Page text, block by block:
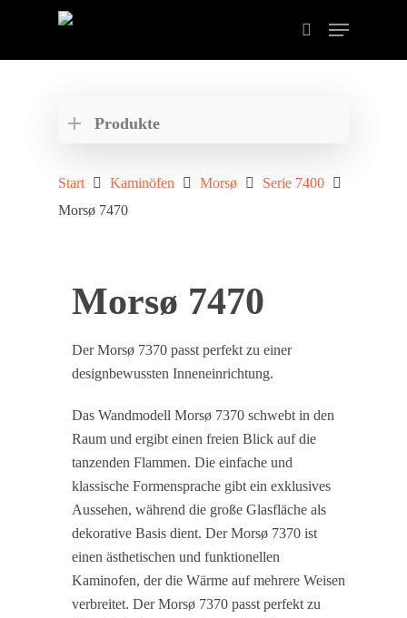
schließen der Suche.
Produkte
Start Kaminöfen Morsø
Serie 7400
Morsø 7470
Morsø 7470
Der Morsø 7370 passt perfekt zu einer
designbewussten Inneneinrichtung.
Das Wandmodell Morsø 7370 schwebt in den
Raum und ergibt einen freien Blick auf die
tanzenden Flammen. Die einfache und
klassische Formensprache gibt ein exklusives
Aussehen, während die große Glasfläche als
dekorative Basis dient. Der Morsø 7370 ist
einen ästhetischen und funktionellen
Kaminofen, der die Wärme auf mehrere Weisen
verbreitet. Der Morsø 7370 passt perfekt zu